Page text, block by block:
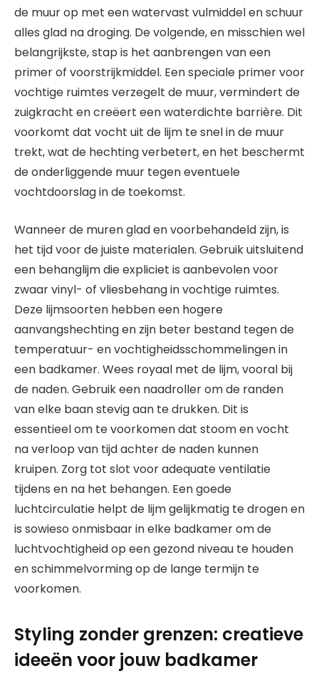
de muur op met een watervast vulmiddel en schuur
alles glad na droging. De volgende, en misschien wel
belangrijkste, stap is het aanbrengen van een
primer of voorstrijkmiddel. Een speciale primer voor
vochtige ruimtes verzegelt de muur, vermindert de
zuigkracht en creëert een waterdichte barrière. Dit
voorkomt dat vocht uit de lijm te snel in de muur
trekt, wat de hechting verbetert, en het beschermt
de onderliggende muur tegen eventuele
vochtdoorslag in de toekomst.
Wanneer de muren glad en voorbehandeld zijn, is
het tijd voor de juiste materialen. Gebruik uitsluitend
een behanglijm die expliciet is aanbevolen voor
zwaar vinyl- of vliesbehang in vochtige ruimtes.
Deze lijmsoorten hebben een hogere
aanvangshechting en zijn beter bestand tegen de
temperatuur- en vochtigheidsschommelingen in
een badkamer. Wees royaal met de lijm, vooral bij
de naden. Gebruik een naadroller om de randen
van elke baan stevig aan te drukken. Dit is
essentieel om te voorkomen dat stoom en vocht
na verloop van tijd achter de naden kunnen
kruipen. Zorg tot slot voor adequate ventilatie
tijdens en na het behangen. Een goede
luchtcirculatie helpt de lijm gelijkmatig te drogen en
is sowieso onmisbaar in elke badkamer om de
luchtvochtigheid op een gezond niveau te houden
en schimmelvorming op de lange termijn te
voorkomen.
Styling zonder grenzen: creatieve
ideeën voor jouw badkamer